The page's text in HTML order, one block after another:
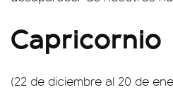
Capricornio
(22 de diciembre al 20 de